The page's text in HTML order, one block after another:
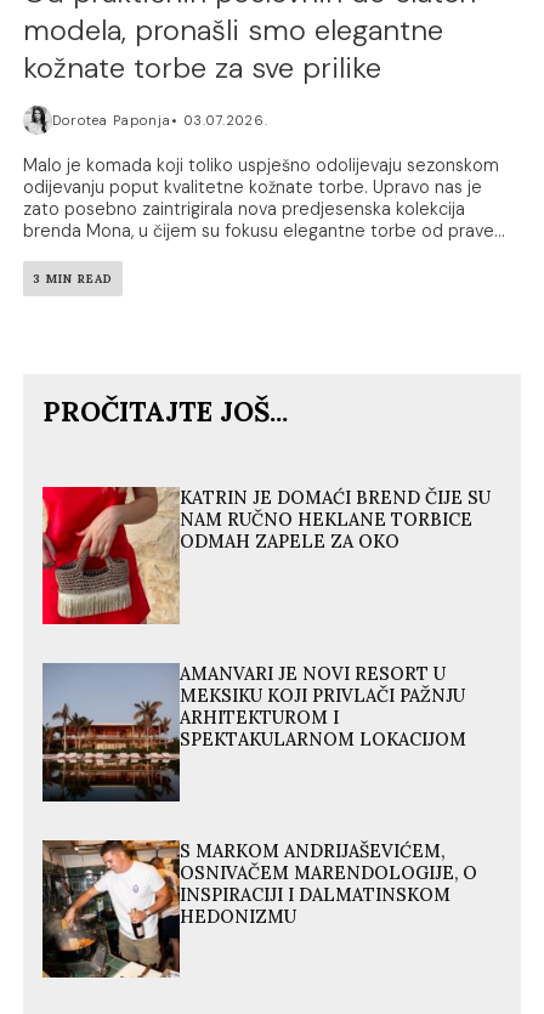
modela, pronašli smo elegantne
kožnate torbe za sve prilike
Dorotea Paponja 03.07.2026.
Malo je komada koji toliko uspješno odolijevaju sezonskom
odijevanju poput kvalitetne kožnate torbe. Upravo nas je
zato posebno zaintrigirala nova predjesenska kolekcija
brenda Mona, u čijem su fokusu elegantne torbe od prave...
3 MIN READ
PROČITAJTE JOŠ...
KATRIN JE DOMAĆI BREND ČIJE SU
NAM RUČNO HEKLANE TORBICE
ODMAH ZAPELE ZA OKO
AMANVARI JE NOVI RESORT U
MEKSIKU KOJI PRIVLAČI PAŽNJU
ARHITEKTUROM I
SPEKTAKULARNOM LOKACIJOM
S MARKOM ANDRIJAŠEVIĆEM,
OSNIVAČEM MARENDOLOGIJE, O
INSPIRACIJI I DALMATINSKOM
HEDONIZMU